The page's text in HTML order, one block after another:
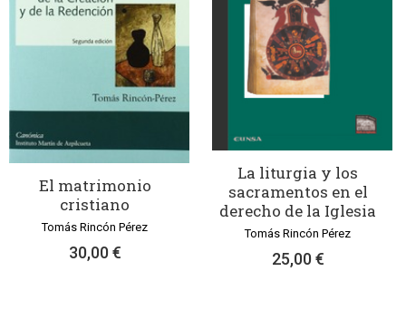
El matrimonio
cristiano
Tomás Rincón Pérez
30,00 €
La liturgia y los
sacramentos en el
derecho de la Iglesia
Tomás Rincón Pérez
25,00 €